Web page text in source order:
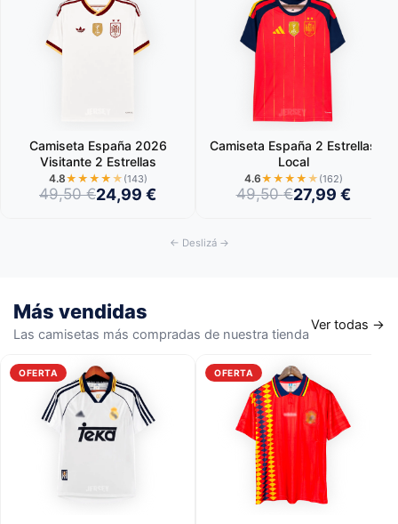
Camiseta España 2026
Visitante 2 Estrellas
4.8★ ★ ★ ★ ★ (143)
49,50€24,99 €
Camiseta España 2 Estrellas
Local
4.6★ ★ ★ ★ ★ (162)
49,50€27,99 €
← Deslizá →
Más vendidas
Las camisetas más compradas de nuestra tienda
Ver todas →
OFERTA OFERTA